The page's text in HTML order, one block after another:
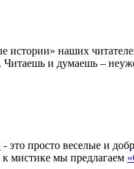
наших
и думаешь –
- это просто веселые и
мистике мы предлагаем